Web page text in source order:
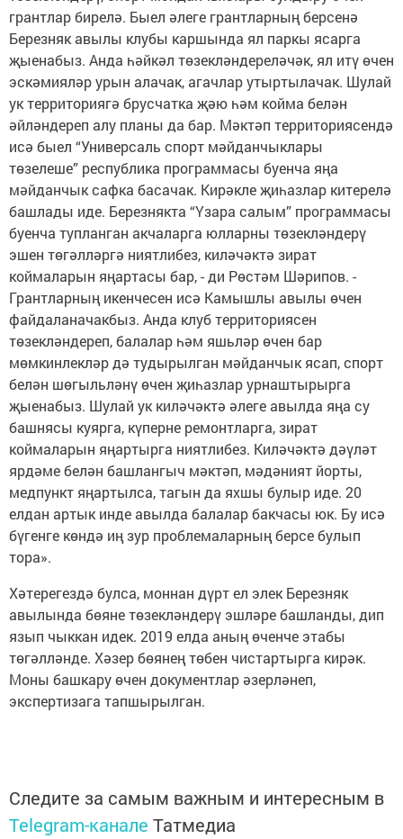
грантлар бирелә. Быел әлеге грантларның берсенә
Березняк авылы клубы каршында ял паркы ясарга
җыенабыз. Анда һәйкәл төзекләндереләчәк, ял итү өчен
эскәмияләр урын алачак, агачлар утыртылачак. Шулай
ук территориягә брусчатка җәю һәм койма белән
әйләндереп алу планы да бар. Мәктәп территориясендә
исә быел “Универсаль спорт мәйданчыклары
төзелеше” республика программасы буенча яңа
мәйданчык сафка басачак. Кирәкле җиһазлар китерелә
башлады иде. Березнякта “Үзара салым” программасы
буенча тупланган акчаларга юлларны төзекләндерү
эшен төгәлләргә ниятлибез, киләчәктә зират
коймаларын яңартасы бар, - ди Рөстәм Шәрипов. -
Грантларның икенчесен исә Камышлы авылы өчен
файдаланачакбыз. Анда клуб территориясен
төзекләндереп, балалар һәм яшьләр өчен бар
мөмкинлекләр дә тудырылган мәйданчык ясап, спорт
белән шөгыльләнү өчен җиһазлар урнаштырырга
җыенабыз. Шулай ук киләчәктә әлеге авылда яңа су
башнясы куярга, күперне ремонтларга, зират
коймаларын яңартырга ниятлибез. Киләчәктә дәүләт
ярдәме белән башлангыч мәктәп, мәдәният йорты,
медпункт яңартылса, тагын да яхшы булыр иде. 20
елдан артык инде авылда балалар бакчасы юк. Бу исә
бүгенге көндә иң зур проблемаларның берсе булып
тора».
Хәтерегездә булса, моннан дүрт ел элек Березняк
авылында бөяне төзекләндерү эшләре башланды, дип
язып чыккан идек. 2019 елда аның өченче этабы
төгәлләнде. Хәзер бөянең төбен чистартырга кирәк.
Моны башкару өчен документлар әзерләнеп,
экспертизага тапшырылган.
Следите за самым важным и интересным в
Telegram-канале Татмедиа